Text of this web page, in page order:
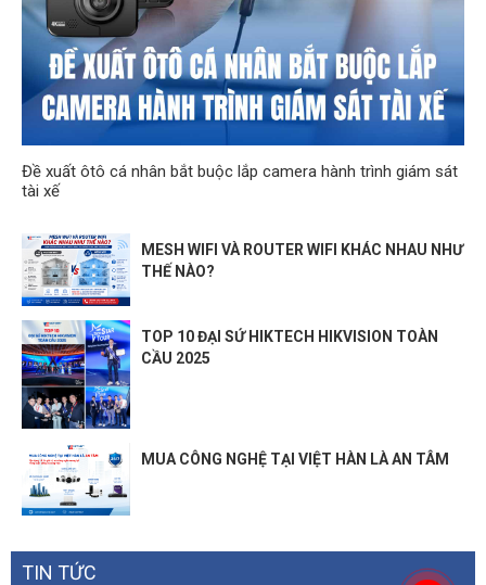
Đề xuất ôtô cá nhân bắt buộc lắp camera hành trình giám sát
tài xế
MESH WIFI VÀ ROUTER WIFI KHÁC NHAU NHƯ
THẾ NÀO?
TOP 10 ĐẠI SỨ HIKTECH HIKVISION TOÀN
CẦU 2025
MUA CÔNG NGHỆ TẠI VIỆT HÀN LÀ AN TÂM
TIN TỨC